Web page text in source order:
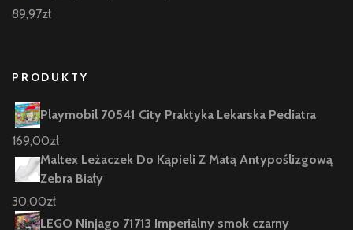
89,97zł
PRODUKTY
Playmobil 70541 City Praktyka Lekarska Pediatra
169,00zł
Maltex Leżaczek Do Kąpieli Z Matą Antypoślizgową
Zebra Biały
30,00zł
LEGO Ninjago 71713 Imperialny smok czarny